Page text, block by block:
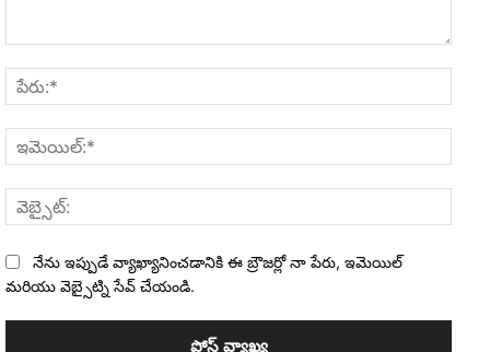
నేను ఇప్పుడే వ్యాఖ్యానించడానికి ఈ బ్రౌజర్లో నా పేరు, ఇమెయిల్
మరియు వెబ్సైట్ని సేవ్ చేయండి.